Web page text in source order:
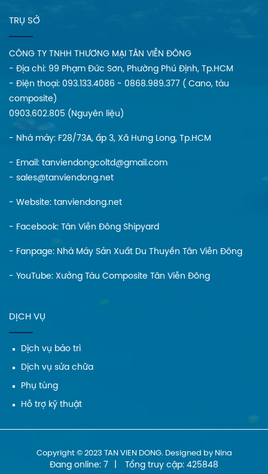
TRỤ SỞ
CÔNG TY TNHH THƯƠNG MẠI TÂN VIỄN ĐÔNG
- Địa chi: 99 Phạm Đức Sơn, Phường Phú Định, Tp.HCM
- Điện thoại: 093.133.4086 - 0868.989.377 ( Cano, tàu
composite)
0903.602.805 (Nguyên liệu)
- Nhà máy: F28/73A, ấp 3, Xã Hưng Long, Tp.HCM
- Email: tanviendongcoltd@gmail.com
- sales@tanviendong.net
- Website: tanviendong.net
- Facebook: Tân Viễn Đông Shipyard
- Fanpage: Nhà Máy Sản Xuất Du Thuyền Tân Viễn Đông
- YouTube: Xưởng Tàu Composite Tân Viễn Đông
DỊCH VỤ
Dịch vụ bảo trì
Dịch vụ sửa chữa
Phụ tùng
Hỗ trợ kỹ thuật
Copyright © 2023 TAN VIEN DONG. Designed by Nina
Đang online: 7 Tổng truy cập: 425848